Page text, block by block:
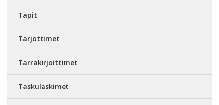
Tapit
Tarjottimet
Tarrakirjoittimet
Taskulaskimet